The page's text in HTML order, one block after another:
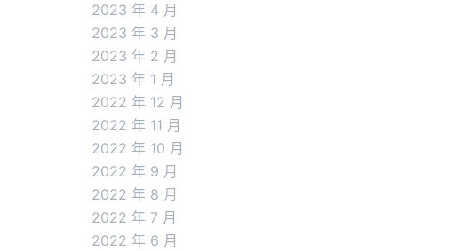
2023 年 4 月
2023 年 3 月
2023 年 2 月
2023 年 1 月
2022 年 12 月
2022 年 11 月
2022 年 10 月
2022 年 9 月
2022 年 8 月
2022 年 7 月
2022 年 6 月